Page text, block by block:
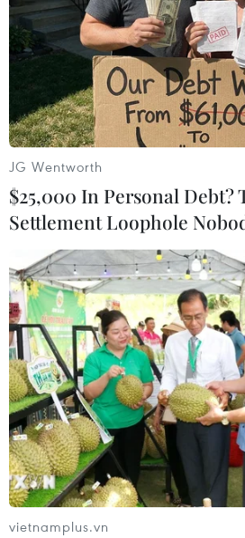
Ấn Độ ghi nhận trường
vong vì bệnh đậu mùa khỉ
31/07/2022 22:54
Bệnh nhân là thanh niên 22 tuổi,
thành phố Thrissur, đã qua đời
ngày sau khi trở về từ Các tiểu
nhất (UAE).
JG Wentworth
$25,000 In Personal Debt?
Settlement Loophole
vietnamplus.vn